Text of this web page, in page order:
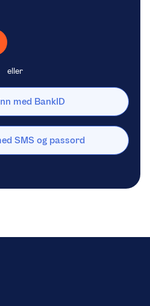
eller
med BankID
SMS og passord